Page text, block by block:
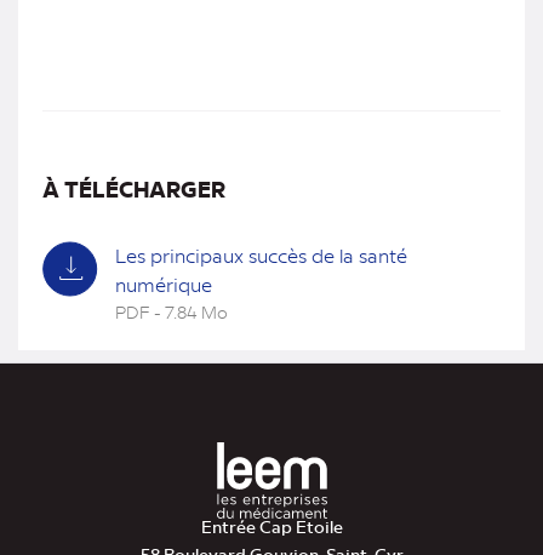
À TÉLÉCHARGER
Les principaux succès de la santé
numérique
PDF - 7.84 Mo
onglet)
Entrée Cap Etoile